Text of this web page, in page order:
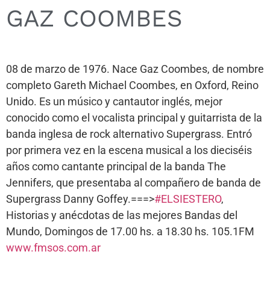
GAZ COOMBES
08 de marzo de 1976. Nace Gaz Coombes, de nombre
completo Gareth Michael Coombes, en Oxford, Reino
Unido. Es un músico y cantautor inglés, mejor
conocido como el vocalista principal y guitarrista de la
banda inglesa de rock alternativo Supergrass. Entró
por primera vez en la escena musical a los dieciséis
años como cantante principal de la banda The
Jennifers, que presentaba al compañero de banda de
Supergrass Danny Goffey.===>#ELSIESTERO,
Historias y anécdotas de las mejores Bandas del
Mundo, Domingos de 17.00 hs. a 18.30 hs. 105.1FM
www.fmsos.com.ar